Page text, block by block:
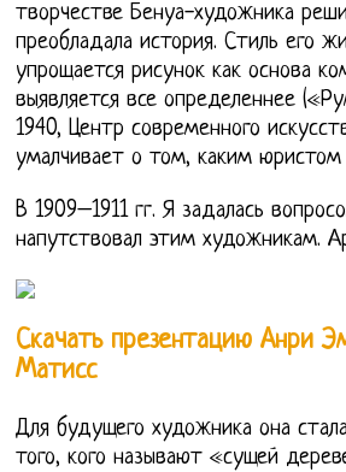
творчестве Бенуа-художника
преобладала история. Стиль его
упрощается рисунок как основа
выявляется все определеннее
1940, Центр современного
умалчивает о том, каким юристом
В 1909–1911 гг. Я задалась
напутствовал этим художникам.
Скачать презентацию Анри
Матисс
Для будущего художника она
того, кого называют «сущей